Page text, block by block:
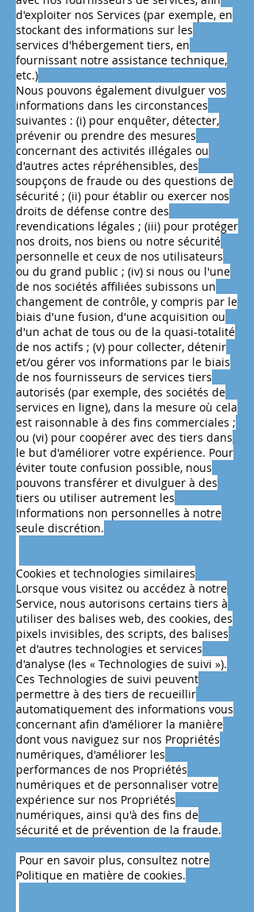
d'exploiter nos Services (par exemple, en
stockant des informations sur les
services d'hébergement tiers, en
fournissant notre assistance technique,
etc.)
Nous pouvons également divulguer vos
informations dans les circonstances
suivantes : (i) pour enquêter, détecter,
prévenir ou prendre des mesures
concernant des activités illégales ou
d'autres actes répréhensibles, des
soupçons de fraude ou des questions de
sécurité ; (ii) pour établir ou exercer nos
droits de défense contre des
revendications légales ; (iii) pour protéger
nos droits, nos biens ou notre sécurité
personnelle et ceux de nos utilisateurs
ou du grand public ; (iv) si nous ou l'une
de nos sociétés affiliées subissons un
changement de contrôle, y compris par le
biais d'une fusion, d'une acquisition ou
d'un achat de tous ou de la quasi-totalité
de nos actifs ; (v) pour collecter, détenir
et/ou gérer vos informations par le biais
de nos fournisseurs de services tiers
autorisés (par exemple, des sociétés de
services en ligne), dans la mesure où cela
est raisonnable à des fins commerciales ;
ou (vi) pour coopérer avec des tiers dans
le but d'améliorer votre expérience. Pour
éviter toute confusion possible, nous
pouvons transférer et divulguer à des
tiers ou utiliser autrement les
Informations non personnelles à notre
seule discrétion.
Cookies et technologies similaires
Lorsque vous visitez ou accédez à notre
Service, nous autorisons certains tiers à
utiliser des balises web, des cookies, des
pixels invisibles, des scripts, des balises
et d'autres technologies et services
d'analyse (les « Technologies de suivi »).
Ces Technologies de suivi peuvent
permettre à des tiers de recueillir
automatiquement des informations vous
concernant afin d'améliorer la manière
dont vous naviguez sur nos Propriétés
numériques, d'améliorer les
performances de nos Propriétés
numériques et de personnaliser votre
expérience sur nos Propriétés
numériques, ainsi qu'à des fins de
sécurité et de prévention de la fraude.
Pour en savoir plus, consultez notre
Politique en matière de cookies.